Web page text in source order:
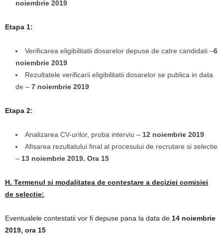
noiembrie 2019
Etapa 1:
Verificarea eligibilitatii dosarelor depuse de catre candidati –6
noiembrie 2019
Rezultatele verificarii eligibilitatii dosarelor se publica in data
de – 7 noiembrie 2019
Etapa 2:
Analizarea CV-urilor, proba interviu – 12 noiembrie 2019
Afisarea rezultatului final al procesului de recrutare si selectie
– 13 noiembrie 2019. Ora 15
H. Termenul si modalitatea de contestare a deciziei comisiei
de selectie:
Eventualele contestatii vor fi depuse pana la data de 14 noiembrie
2019, ora 15